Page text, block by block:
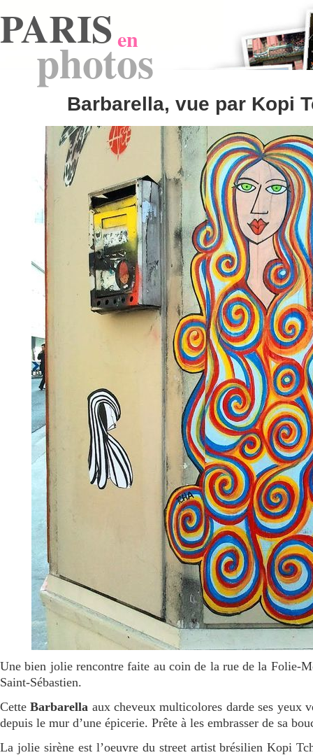
PARISen
photos
Barbarella, vue par Kopi
Une bien jolie rencontre faite au coin de la rue de la Folie-
Saint-Sébastien.
CetteBarbarella aux cheveux multicolores darde ses yeux
depuis le mur d’une épicerie. Prête à les embrasser de sa
La jolie sirène est l’oeuvre du street artist brésilien Kopi